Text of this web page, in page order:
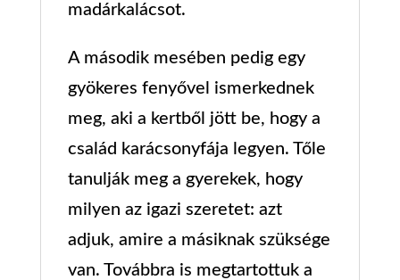
madárkalácsot.
A második mesében pedig egy
gyökeres fenyővel ismerkednek
meg, aki a kertből jött be, hogy a
család karácsonyfája legyen. Tőle
tanulják meg a gyerekek, hogy
milyen az igazi szeretet: azt
adjuk, amire a másiknak szüksége
van. Továbbra is megtartottuk a